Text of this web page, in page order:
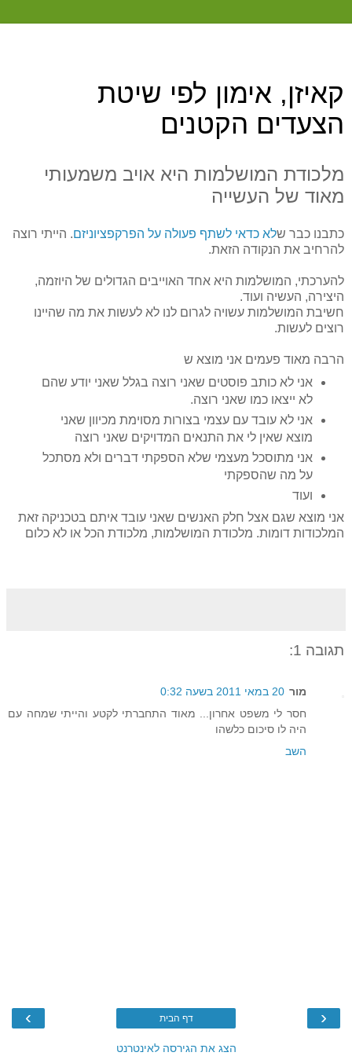
קאיזן, אימון לפי שיטת
הצעדים הקטנים
מלכודת המושלמות היא אויב משמעותי
מאוד של העשייה
כתבנו כבר שלא כדאי לשתף פעולה על הפרקפציוניזם. הייתי רוצה
להרחיב את הנקודה הזאת.
להערכתי, המושלמות היא אחד האוייבים הגדולים של היוזמה,
היצירה, העשיה ועוד.
חשיבת המושלמות עשויה לגרום לנו לא לעשות את מה שהיינו
רוצים לעשות.
הרבה מאוד פעמים אני מוצא ש
אני לא כותב פוסטים שאני רוצה בגלל שאני יודע שהם
לא ייצאו כמו שאני רוצה.
אני לא עובד עם עצמי בצורות מסוימת מכיוון שאני
מוצא שאין לי את התנאים המדויקים שאני רוצה
אני מתוסכל מעצמי שלא הספקתי דברים ולא מסתכל
על מה שהספקתי
ועוד
אני מוצא שגם אצל חלק האנשים שאני עובד איתם בטכניקה זאת
המלכודות דומות. מלכודת המושלמות, מלכודת הכל או לא כלום
תגובה 1:
מור 20 במאי 2011 בשעה 0:32
חסר לי משפט אחרון... מאוד התחברתי לקטע והייתי שמחה עם
היה לו סיכום כלשהו
השב
‹
› דף הבית
הצג את הגירסה לאינטרנט